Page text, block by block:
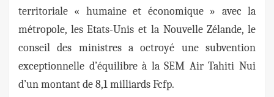
territoriale « humaine et économique » avec la
métropole, les Etats-Unis et la Nouvelle Zélande, le
conseil des ministres a octroyé une subvention
exceptionnelle d’équilibre à la SEM Air Tahiti Nui
d’un montant de 8,1 milliards Fcfp.